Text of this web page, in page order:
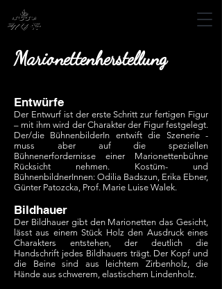
Marionettenherstellung
Entwürfe
Der Entwurf ist der erste Schritt zur fertigen Figur
– mit ihm wird der Charakter der Figur festgelegt.
Der/die BühnenbilderIn entwift die Szenerie -
muss aber auf die speziellen
Bühnenerfordernisse einer Marionettenbühne
Rücksicht nehmen. Kostüm- und
BühnenbildnerInnen: Odilia Badszun, Erika Ebner,
Günter Patozcka, Prof. Marie Luise Walek.
Bildhauer
Der Bildhauer gibt den Marionetten das Gesicht,
lässt aus einem Stück Holz den Ausdruck eines
Charakters entstehen, der deutlich die
Handschrift jedes Bildhauers trägt. Der Kopf und
die Beine sind aus leichtem Zirbenholz, die
Hände aus schwerem, elastischem Lindenholz.